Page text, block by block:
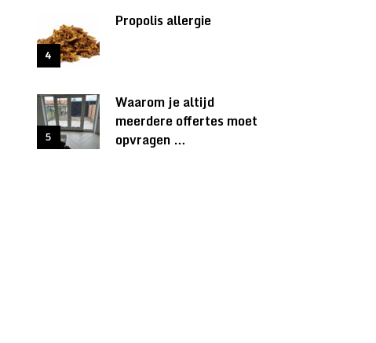
Propolis allergie
Waarom je altijd
meerdere offertes moet
opvragen …